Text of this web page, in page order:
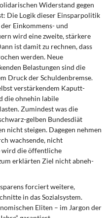
Widerstand ge­gen
Die Logik dieser Einsparpolitik
Einkommens- und
wird eine zweite, stärkere
ist damit zu rechnen, dass
werden. Neue
Belastungen sind die
Druck der Schuldenbremse.
verstärkendem Kaputt­
die ohnehin labile
Zumindest was die
gelben Bun­desdiät
nicht steigen. Dagegen nehmen
wachsende, nicht
wird die öffentliche
erklärten Ziel nicht abneh­
forciert weitere,
in das Sozialsystem.
Eliten – im Jargon der